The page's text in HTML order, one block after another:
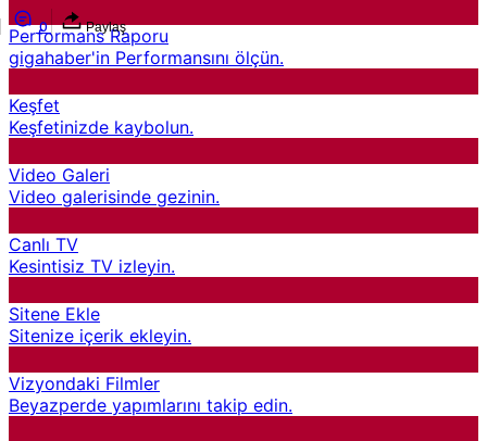
Performans Raporu
gigahaber'in Performansını ölçün.
Keşfet
Keşfetinizde kaybolun.
Video Galeri
Video galerisinde gezinin.
Canlı TV
Kesintisiz TV izleyin.
Sitene Ekle
Sitenize içerik ekleyin.
Vizyondaki Filmler
Beyazperde yapımlarını takip edin.
0 Paylaş